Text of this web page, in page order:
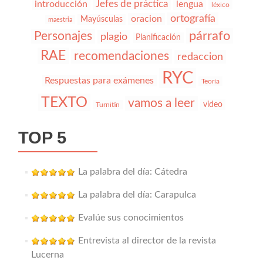
introducción Jefes de práctica lengua léxico
maestria Mayúsculas oracion ortografía
Personajes plagio Planificación párrafo
RAE recomendaciones redaccion
Respuestas para exámenes RYC Teoría
TEXTO Turnitin vamos a leer video
TOP 5
La palabra del día: Cátedra
La palabra del día: Carapulca
Evalúe sus conocimientos
Entrevista al director de la revista
Lucerna